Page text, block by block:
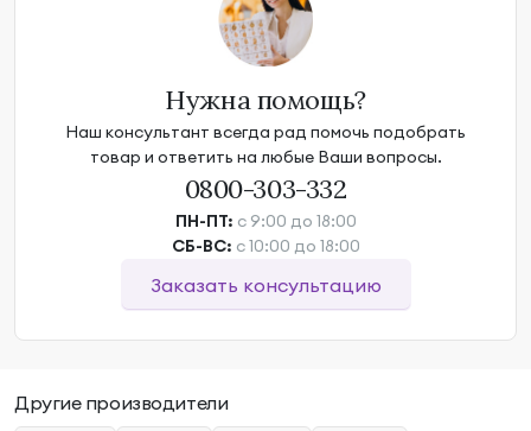
Нужна помощь?
Наш консультант всегда рад помочь подобрать
товар и ответить на любые Ваши вопросы.
0800-303-332
ПН-ПТ: с 9:00 до 18:00
СБ-ВС: с 10:00 до 18:00
Заказать консультацию
Другие производители